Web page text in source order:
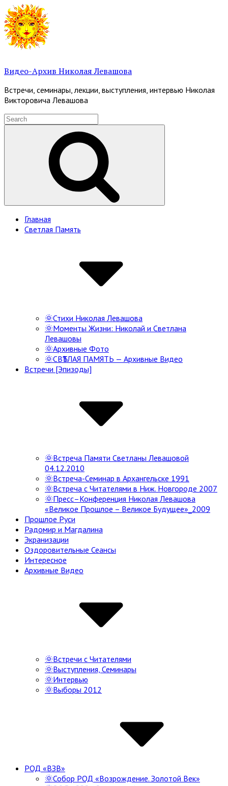
Skip
to
content
Видео-Архив Николая Левашова
Встречи, семинары, лекции, выступления, интервью Николая
Викторовича Левашова
Search
for:
Site
Navigation
Главная
Светлая Память
🌞Стихи Николая Левашова
🌞Моменты Жизни: Николай и Светлана
Левашовы
🌞Архивные Фото
🌞СВѢТЛАЯ ПАМЯТЬ — Архивные Видео
Встречи [Эпизоды]
🌞Встреча Памяти Светланы Левашовой
04.12.2010
🌞Встреча-Семинар в Архангельске 1991
🌞Встреча с Читателями в Ниж. Новгороде 2007
🌞Пресс–Конференция Николая Левашова
«Великое Прошлое – Великое Будущее»_2009
Прошлое Руси
Радомир и Магдалина
Экранизации
Оздоровительные Сеансы
Интересное
Архивные Видео
🌞Встречи с Читателями
🌞Выступления, Семинары
🌞Интервью
🌞Выборы 2012
РОД «ВЗВ»
🌞Собор РОД «Возрождение. Золотой Век»